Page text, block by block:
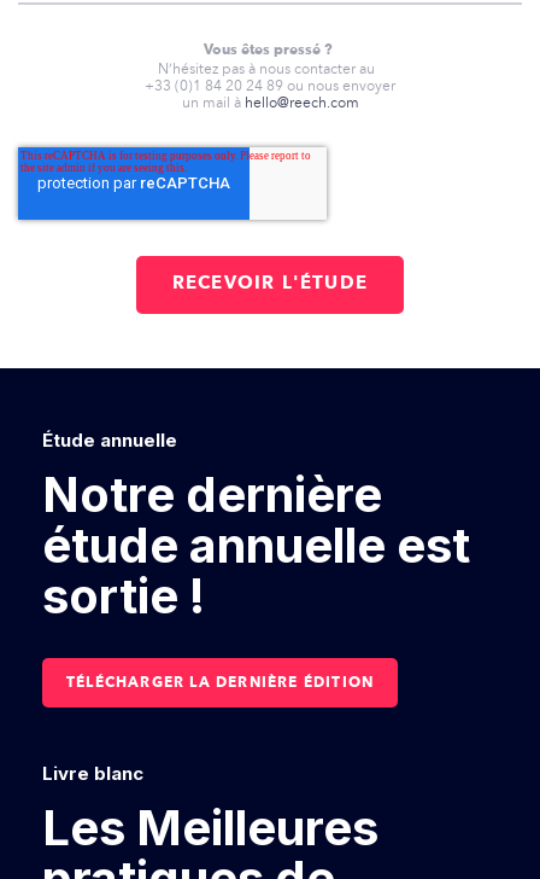
Vous êtes pressé ?
N’hésitez pas à nous contacter au
+33 (0)1 84 20 24 89 ou nous envoyer
un mail à hello@reech.com
Étude annuelle
Notre dernière
étude annuelle est
sortie !
TÉLÉCHARGER LA DERNIÈRE ÉDITION
Livre blanc
Les Meilleures